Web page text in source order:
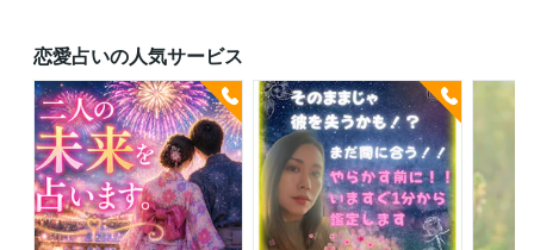
恋愛占いの人気サービス